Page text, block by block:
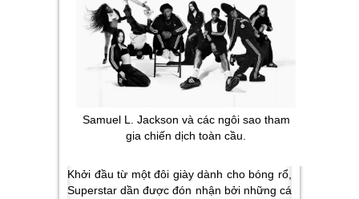
Samuel L. Jackson và các ngôi sao tham
gia chiến dịch toàn cầu.
Khởi đầu từ một đôi giày dành cho bóng rổ,
Superstar dần được đón nhận bởi những cá